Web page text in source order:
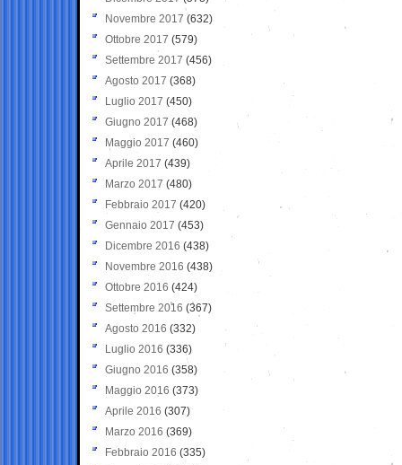
Novembre 2017 (632)
Ottobre 2017 (579)
Settembre 2017 (456)
Agosto 2017 (368)
Luglio 2017 (450)
Giugno 2017 (468)
Maggio 2017 (460)
Aprile 2017 (439)
Marzo 2017 (480)
Febbraio 2017 (420)
Gennaio 2017 (453)
Dicembre 2016 (438)
Novembre 2016 (438)
Ottobre 2016 (424)
Settembre 2016 (367)
Agosto 2016 (332)
Luglio 2016 (336)
Giugno 2016 (358)
Maggio 2016 (373)
Aprile 2016 (307)
Marzo 2016 (369)
Febbraio 2016 (335)